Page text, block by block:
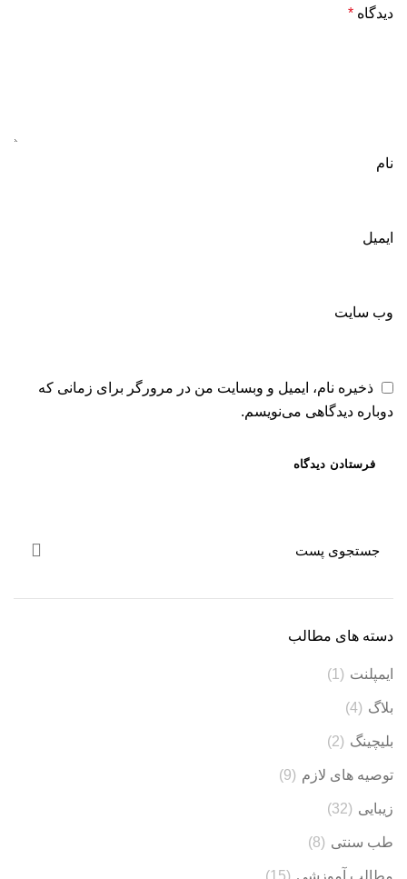
دیدگاه *
نام
ایمیل
وب‌ سایت
ذخیره نام، ایمیل و وبسایت من در مرورگر برای زمانی که
دوباره دیدگاهی می‌نویسم.
دسته های مطالب
ایمپلنت (1)
بلاگ (4)
بلیچینگ (2)
توصیه های لازم (9)
زیبایی (32)
طب سنتی (8)